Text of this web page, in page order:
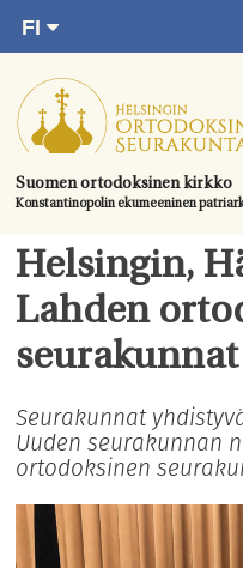
suoraan
sisältöön.
Suomen ortodoksinen kirkko
Konstantinopolin ekumeeninen
FI
SV
EN
UA
Etusivu
Ajankohtaista
Juhlat & toimitukset
Kirkot
Apua & tukea
Tule mukaan
Yhteystiedot
Helsingin,
Lahden
Seurakunnat
Uuden seurakunnan
ortodoksinen